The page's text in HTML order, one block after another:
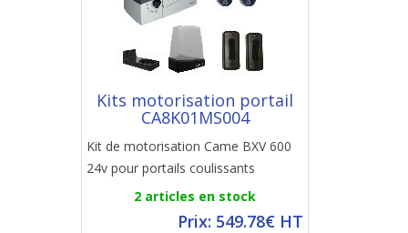
Kits motorisation portail
CA8K01MS004
Kit de motorisation Came BXV 600
24v pour portails coulissants
2 articles en stock
Prix: 549.78€ HT